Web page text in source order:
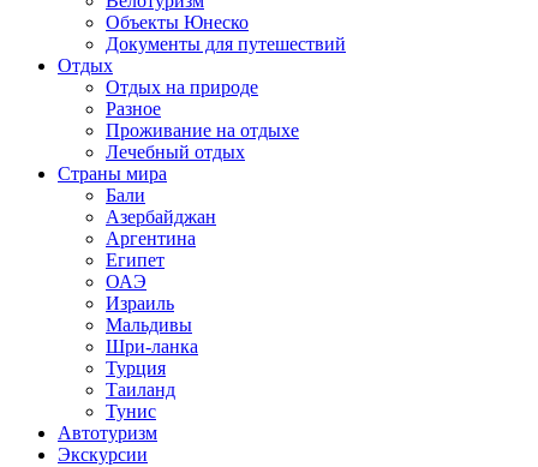
Объекты Юнеско
Документы для путешествий
Отдых
Отдых на природе
Разное
Проживание на отдыхе
Лечебный отдых
Страны мира
Бали
Азербайджан
Аргентина
Египет
ОАЭ
Израиль
Мальдивы
Шри-ланка
Турция
Таиланд
Тунис
Автотуризм
Экскурсии